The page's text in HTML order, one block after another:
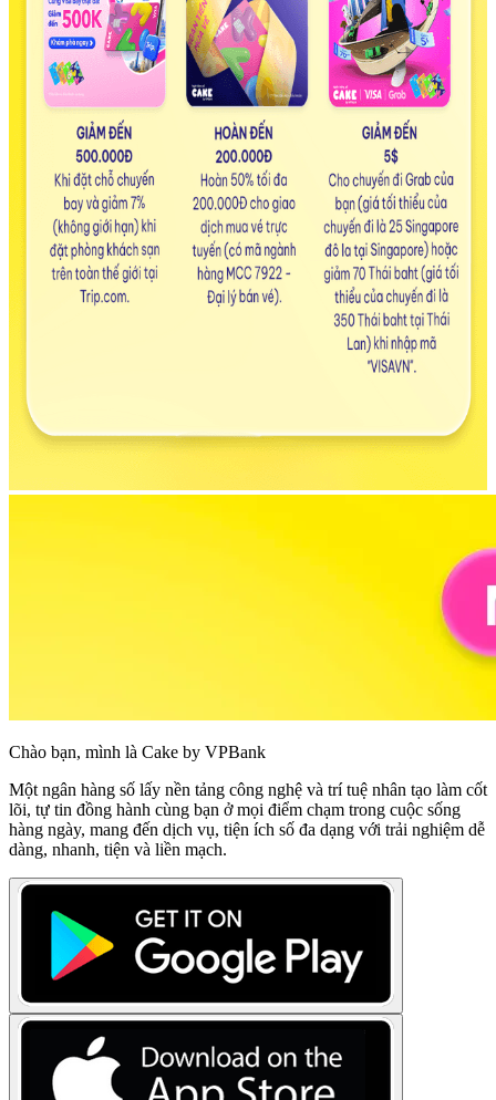
Chào bạn, mình là Cake by VPBank
Một ngân hàng số lấy nền tảng công nghệ và trí tuệ nhân tạo làm cốt
lõi, tự tin đồng hành cùng bạn ở mọi điểm chạm trong cuộc sống
hàng ngày, mang đến dịch vụ, tiện ích số đa dạng với trải nghiệm dễ
dàng, nhanh, tiện và liền mạch.